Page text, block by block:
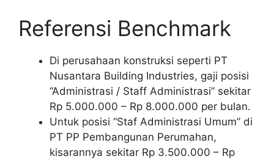
Referensi Benchmark
Di perusahaan konstruksi seperti PT
Nusantara Building Industries, gaji posisi
“Administrasi / Staff Administrasi” sekitar
Rp 5.000.000 – Rp 8.000.000 per bulan.
Untuk posisi “Staf Administrasi Umum” di
PT PP Pembangunan Perumahan,
kisarannya sekitar Rp 3.500.000 – Rp